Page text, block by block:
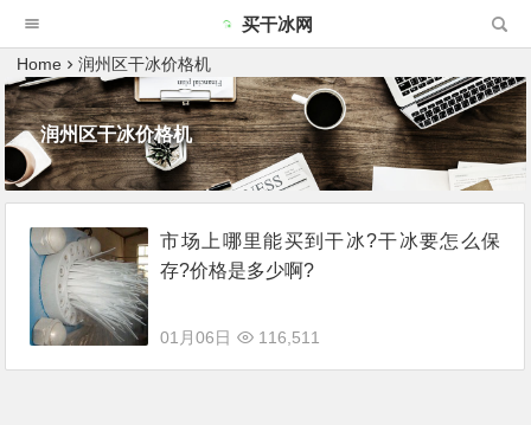
买干冰网
Home 润州区干冰价格机
润州区干冰价格机
市场上哪里能买到干冰?干冰要怎么保
存?价格是多少啊?
01月06日 116,511